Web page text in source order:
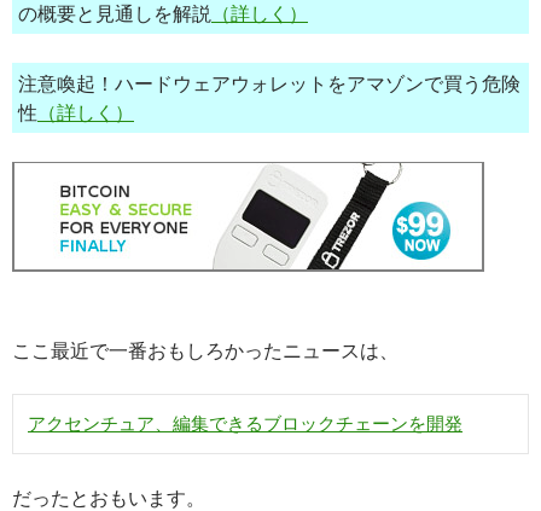
の概要と見通しを解説
（詳しく）
注意喚起！ハードウェアウォレットをアマゾンで買う危険
性 （詳しく）
ここ最近で一番おもしろかったニュースは、
アクセンチュア、編集できるブロックチェーンを開発
だったとおもいます。